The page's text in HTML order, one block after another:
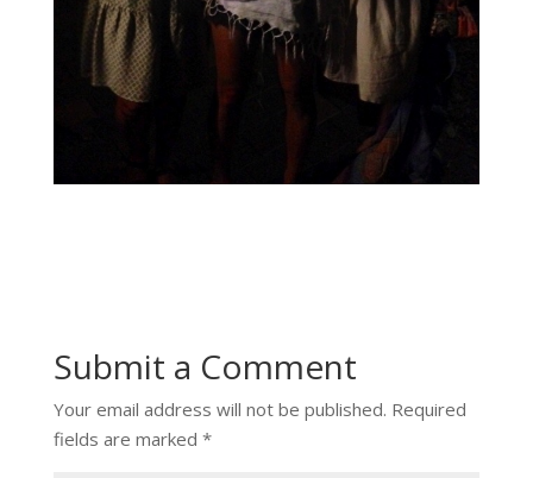
Submit a Comment
Your email address will not be published. Required
fields are marked *